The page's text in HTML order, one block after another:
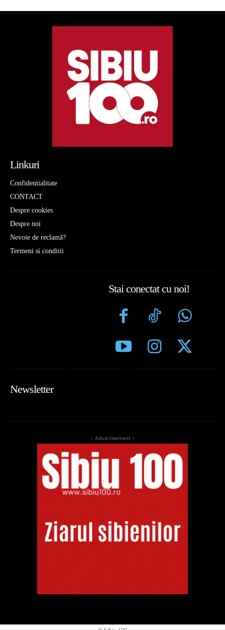
Linkuri
Confidentialitate
CONTACT
Despre cookies
Despre noi
Nevoie de reclamă?
Termeni si conditii
Stai conectat cu noi!
Newsletter
- Advertisement -